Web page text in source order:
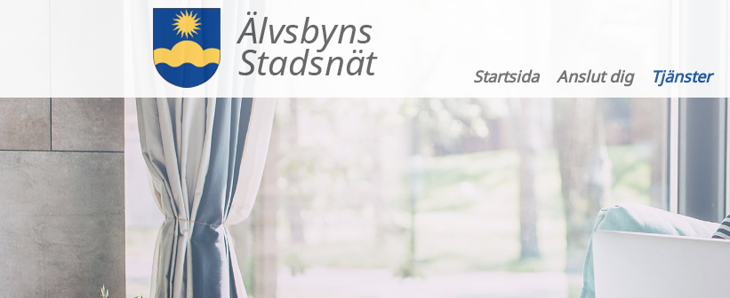
Startsida Anslut dig Tjänster